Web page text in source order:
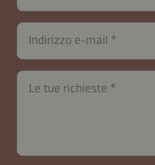
Indirizzo e-mail
Le tue richieste